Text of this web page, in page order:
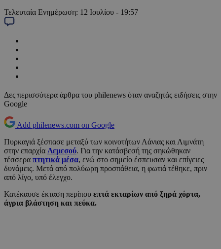
Τελευταία Ενημέρωση: 12 Ιουλίου - 19:57
Δες περισσότερα άρθρα του philenews όταν αναζητάς ειδήσεις στην
Google
Add philenews.com on Google
Πυρκαγιά ξέσπασε μεταξύ των κοινοτήτων Λάνιας και Λιμνάτη
στην επαρχία Λεμεσού. Για την κατάσβεσή της σηκώθηκαν
τέσσερα πτητικά μέσα, ενώ στο σημείο έσπευσαν και επίγειες
δυνάμεις. Μετά από πολύωρη προσπάθεια, η φωτιά τέθηκε, πριν
από λίγο, υπό έλεγχο.
Κατέκαυσε έκταση περίπου επτά εκταρίων από ξηρά χόρτα,
άγρια βλάστηση και πεύκα.